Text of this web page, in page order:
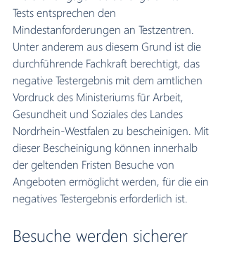
Tests entsprechen den
Mindestanforderungen an Testzentren.
Unter anderem aus diesem Grund ist die
durchführende Fachkraft berechtigt, das
negative Testergebnis mit dem amtlichen
Vordruck des Ministeriums für Arbeit,
Gesundheit und Soziales des Landes
Nordrhein-Westfalen zu bescheinigen. Mit
dieser Bescheinigung können innerhalb
der geltenden Fristen Besuche von
Angeboten ermöglicht werden, für die ein
negatives Testergebnis erforderlich ist.
Besuche werden sicherer